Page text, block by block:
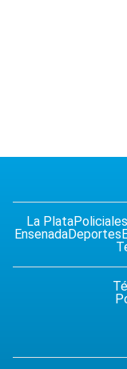
La PlataPoliciales
EnsenadaDeportes